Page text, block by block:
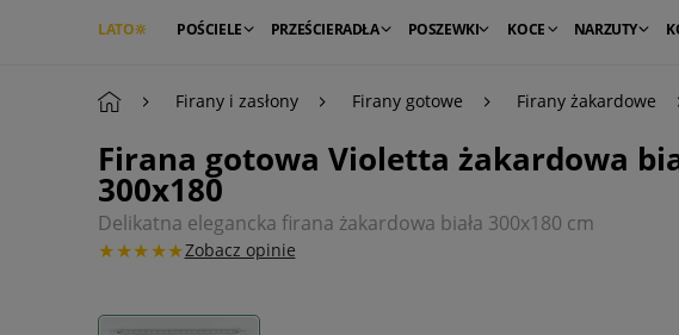
LATO POŚCIELE PRZEŚCIERADŁA POSZEWKI KOCE NARZUTY
Firany i zasłony Firany gotowe Firany żakardowe
Firana gotowa Violetta żakardowa
300x180
Delikatna elegancka firana żakardowa biała 300x180 cm
★★★★★Zobacz opinie